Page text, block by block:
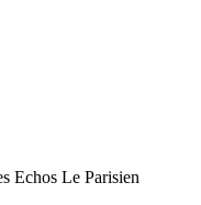
Echos Le Parisien